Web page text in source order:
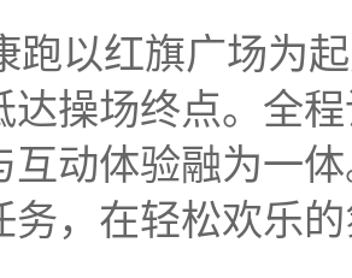
跑以红旗广场为
达操场终点。全
互动体验融为一
务，在轻松欢乐